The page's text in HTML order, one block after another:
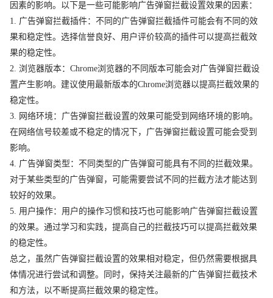
因素的影响。以下是一些可能影响广告弹窗拦截设置效果的因素：
1. 广告弹窗拦截插件：不同的广告弹窗拦截插件可能会有不同的效
果和稳定性。选择信誉良好、用户评价较高的插件可以提高拦截效
果的稳定性。
2. 浏览器版本：Chrome浏览器的不同版本可能会对广告弹窗拦截设
置产生影响。建议使用最新版本的Chrome浏览器以提高拦截效果的
稳定性。
3. 网络环境：广告弹窗拦截设置的效果可能受到网络环境的影响。
在网络信号较差或不稳定的情况下，广告弹窗拦截设置可能会受到
影响。
4. 广告弹窗类型：不同类型的广告弹窗可能具有不同的拦截效果。
对于某些类型的广告弹窗，可能需要尝试不同的拦截方法才能达到
较好的效果。
5. 用户操作：用户的操作习惯和技巧也可能影响广告弹窗拦截设置
的效果。通过学习和实践，提高自己的拦截技巧可以提高拦截效果
的稳定性。
总之，虽然广告弹窗拦截设置的效果相对稳定，但仍然需要根据具
体情况进行尝试和调整。同时，保持关注最新的广告弹窗拦截技术
和方法，以不断提高拦截效果的稳定性。